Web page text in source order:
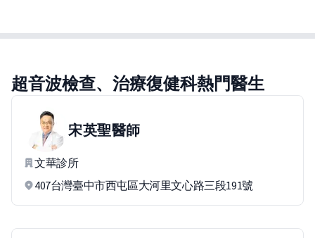
超音波檢查、治療復健科熱門醫生
宋英聖醫師
文華診所
407台灣臺中市西屯區大河里文心路三段191號